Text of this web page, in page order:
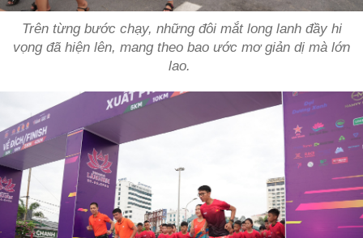
Trên từng bước chạy, những đôi mắt long lanh đầy hi
vọng đã hiện lên, mang theo bao ước mơ giản dị mà lớn
lao.